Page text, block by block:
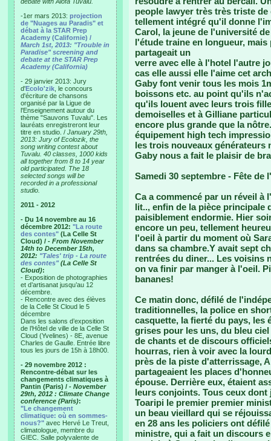
-1er mars 2013: projection
de "Nuages au Paradis" et
débat à la STAR Prep
Academy (Californie) /
March 1st, 2013: "Trouble in
Paradise" screening and
debate at the STAR Prep
Academy (California)
- 29 janvier 2013: Jury
d'Ecolo'zik , le concours
d'écriture de chansons
organisé par la Ligue de
l'Enseignement autour du
thème "Sauvons Tuvalu". Les
lauréats enregistreront leur
titre en studio. / January 29th,
2013: Jury of Ecolozik, the
song writing contest about
Tuvalu. 40 classes, 1000 kids
all together from 8 to 14 year
old participated. The 18
selected songs will be
recorded in a professional
studio.
2011 - 2012
- Du 14 novembre au 16
décembre 2012: "La route
des contes" (La Celle St
Cloud) / - From November
14th to December 15th,
2012: "Tales' trip - La route
des contes"(La Celle St
Cloud):
- Exposition de photographies
et d’artisanat jusqu’au 12
décembre.
- Rencontre avec des élèves
de la Celle St Cloud le 5
décembre
Dans les salons d’exposition
de l’Hôtel de ville de la Celle St
Cloud (Yvelines) - 8E, avenue
Charles de Gaulle. Entrée libre
tous les jours de 15h à 18h00.
- 29 novembre 2012 :
Rencontre-débat sur les
changements climatiques à
Pantin (Paris) / - November
29th, 2012 : Climate Change
conference (Paris):
"Le changement
climatique: où en sommes-
nous?" avec Hervé Le Treut,
climatologue, membre du
GIEC. Salle polyvalente de
people lawyer très très triste
tellement intégré qu'il donne
Carol, la jeune de l'université
l'étude traine en longueur,
partageait un
verre avec elle à l'hotel l'autre
cas elle aussi elle l'aime cet
Gaby font venir tous les mois
boissons etc. au point qu'ils
qu'ils louent avec leurs trois
demoiselles et à Gilliane
encore plus grande que la
équipement high tech
les trois nouveaux générateurs
Gaby nous a fait le plaisir de
Samedi 30 septembre - Fête de
Ca a commencé par un réveil à
lit.., enfin de la pièce principale
paisiblement endormie. Hier
encore un peu, tellement
l'oeil à partir du moment où
dans sa chambre.Y avait sept
rentrées du diner... Les voisins
on va finir par manger à l'oeil.
bananes!
Ce matin donc, défilé de
traditionnelles, la police en
casquette, la fierté du pays, les
grises pour les uns, du bleu
de chants et de discours
hourras, rien à voir avec la
près de la piste d'atterrissage,
partageaient les places
épouse. Derrière eux, étaient
leurs conjoints. Tous ceux
Toaripi le premier premier
un beau vieillard qui se
en 28 ans les policiers ont
ministre, qui a fait un discours